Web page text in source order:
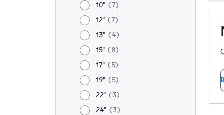
10"
7
12"
7
13"
4
15"
8
17"
5
19"
5
22"
3
24"
3